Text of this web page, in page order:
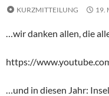
KURZMITTEILUNG
19.
…wir danken allen, die
https://
…und in diesen Jahr: